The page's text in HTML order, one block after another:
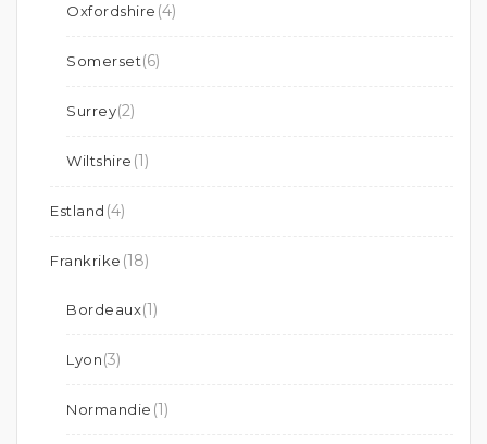
Oxfordshire (4)
Somerset(6)
Surrey(2)
Wiltshire (1)
Estland (4)
Frankrike (18)
Bordeaux(1)
Lyon(3)
Normandie (1)